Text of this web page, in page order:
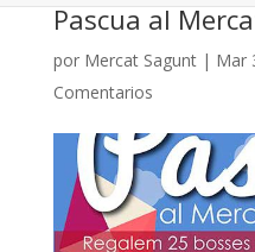
Pascua al
por Mercat Sagunt| Mar
Comentarios